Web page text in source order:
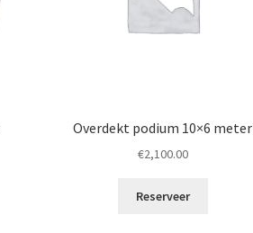
Overdekt podium 10×6 meter
€2,100.00
Reserveer